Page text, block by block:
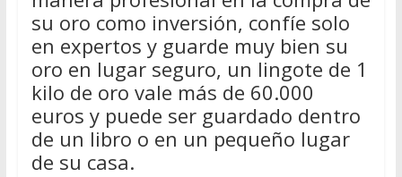
su oro como inversión, confíe solo
en expertos y guarde muy bien su
oro en lugar seguro, un lingote de 1
kilo de oro vale más de 60.000
euros y puede ser guardado dentro
de un libro o en un pequeño lugar
de su casa.